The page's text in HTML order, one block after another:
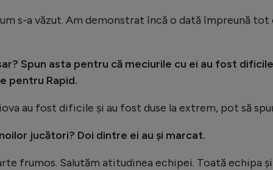
s-a văzut. Am demonstrat încă o dată împreună tot
Spun asta pentru că meciurile cu ei au fost
pentru Rapid.
au fost dificile și au fost duse la extrem, pot să
jucători? Doi dintre ei au și marcat.
frumos. Salutăm atitudinea echipei. Toată echipa